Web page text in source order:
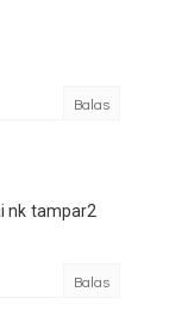
Balas
nk tampar2
Balas